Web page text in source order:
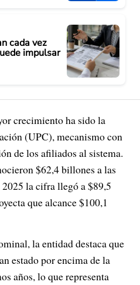
cada vez
impulsar
crecimiento ha sido la
(UPC), mecanismo con
de los afiliados al sistema.
$62,4 billones a las
la cifra llegó a $89,5
que alcance $100,1
la entidad destaca que
estado por encima de la
años, lo que representa